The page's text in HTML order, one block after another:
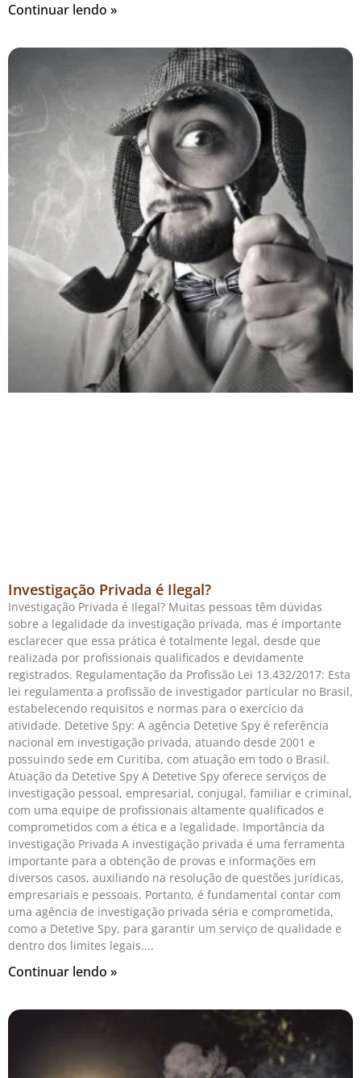
Continuar lendo »
Investigação Privada é Ilegal?
Investigação Privada é Ilegal? Muitas pessoas têm dúvidas
sobre a legalidade da investigação privada, mas é importante
esclarecer que essa prática é totalmente legal, desde que
realizada por profissionais qualificados e devidamente
registrados. Regulamentação da Profissão Lei 13.432/2017: Esta
lei regulamenta a profissão de investigador particular no Brasil,
estabelecendo requisitos e normas para o exercício da
atividade. Detetive Spy: A agência Detetive Spy é referência
nacional em investigação privada, atuando desde 2001 e
possuindo sede em Curitiba, com atuação em todo o Brasil.
Atuação da Detetive Spy A Detetive Spy oferece serviços de
investigação pessoal, empresarial, conjugal, familiar e criminal,
com uma equipe de profissionais altamente qualificados e
comprometidos com a ética e a legalidade. Importância da
Investigação Privada A investigação privada é uma ferramenta
importante para a obtenção de provas e informações em
diversos casos, auxiliando na resolução de questões jurídicas,
empresariais e pessoais. Portanto, é fundamental contar com
uma agência de investigação privada séria e comprometida,
como a Detetive Spy, para garantir um serviço de qualidade e
dentro dos limites legais.
Continuar lendo »